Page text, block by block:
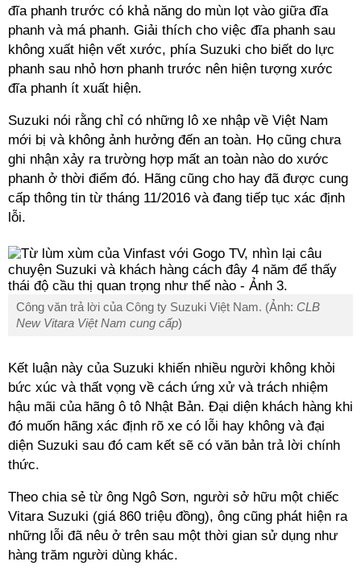
đĩa phanh trước có khả năng do mùn lọt vào giữa đĩa
phanh và má phanh. Giải thích cho việc đĩa phanh sau
không xuất hiện vết xước, phía Suzuki cho biết do lực
phanh sau nhỏ hơn phanh trước nên hiện tượng xước
đĩa phanh ít xuất hiện.
Suzuki nói rằng chỉ có những lô xe nhập về Việt Nam
mới bị và không ảnh hưởng đến an toàn. Họ cũng chưa
ghi nhận xảy ra trường hợp mất an toàn nào do xước
phanh ở thời điểm đó. Hãng cũng cho hay đã được cung
cấp thông tin từ tháng 11/2016 và đang tiếp tục xác định
lỗi.
Công văn trả lời của Công ty Suzuki Việt Nam. (Ảnh: CLB
New Vitara Việt Nam cung cấp)
Kết luận này của Suzuki khiến nhiều người không khỏi
bức xúc và thất vọng về cách ứng xử và trách nhiệm
hậu mãi của hãng ô tô Nhật Bản. Đại diện khách hàng khi
đó muốn hãng xác định rõ xe có lỗi hay không và đại
diện Suzuki sau đó cam kết sẽ có văn bản trả lời chính
thức.
Theo chia sẻ từ ông Ngô Sơn, người sở hữu một chiếc
Vitara Suzuki (giá 860 triệu đồng), ông cũng phát hiện ra
những lỗi đã nêu ở trên sau một thời gian sử dụng như
hàng trăm người dùng khác.